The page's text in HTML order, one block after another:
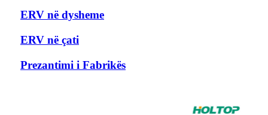
ERV në dysheme
ERV në çati
Prezantimi i Fabrikës